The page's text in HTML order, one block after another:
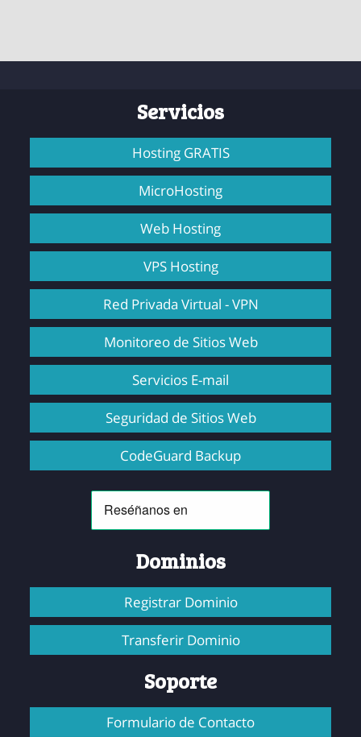
Servicios
Hosting GRATIS
MicroHosting
Web Hosting
VPS Hosting
Red Privada Virtual - VPN
Monitoreo de Sitios Web
Servicios E-mail
Seguridad de Sitios Web
CodeGuard Backup
Dominios
Registrar Dominio
Transferir Dominio
Soporte
Formulario de Contacto